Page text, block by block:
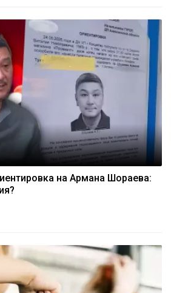
на Армана Шораева: